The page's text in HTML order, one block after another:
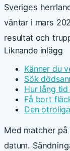
Sveriges
väntar i mars
resultat och
Liknande inlägg
Känner du
Sök
Hur lång
Få bort
Den
Med matcher
datum.